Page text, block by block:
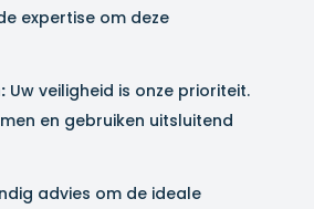
expertise om deze
Uw veiligheid is onze prioriteit.
en gebruiken uitsluitend
advies om de ideale